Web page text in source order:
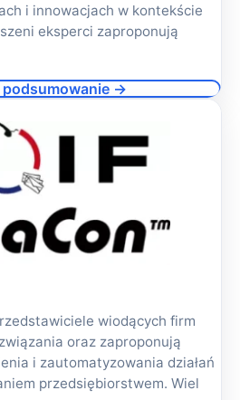
i innowacjach w kontekście
eksperci zaproponują
podsumowanie →
wiodących firm
oraz zaproponują
i zautomatyzowania działań
przedsiębiorstwem. Wiel